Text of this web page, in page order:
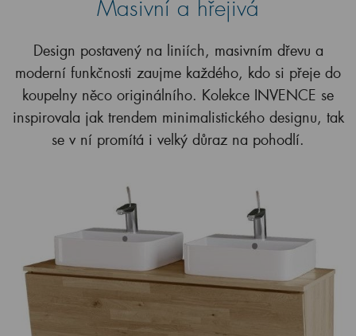
Masivní a hřejivá
Design postavený na liniích, masivním dřevu a
moderní funkčnosti zaujme každého, kdo si přeje do
koupelny něco originálního. Kolekce INVENCE se
inspirovala jak trendem minimalistického designu, tak
se v ní promítá i velký důraz na pohodlí.